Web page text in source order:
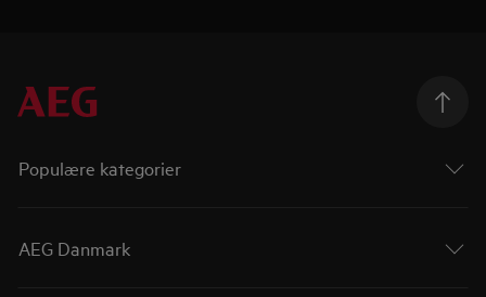
Populære kategorier
AEG Danmark